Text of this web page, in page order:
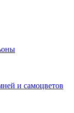
и самоцветов